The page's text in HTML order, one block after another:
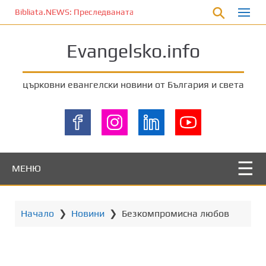
Bibliata.NEWS: Преследваната църква [6 август 2026]
Evangelsko.info
църковни евангелски новини от България и света
МЕНЮ
Начало ❯ Новини ❯ Безкомпромисна любов